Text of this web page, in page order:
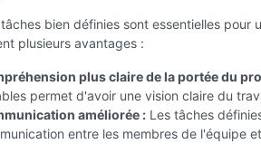
bien définies sont essentielles pour
plusieurs avantages :
plus claire de la portée du
permet d'avoir une vision claire du
améliorée : Les tâches
entre les membres de l'équipe